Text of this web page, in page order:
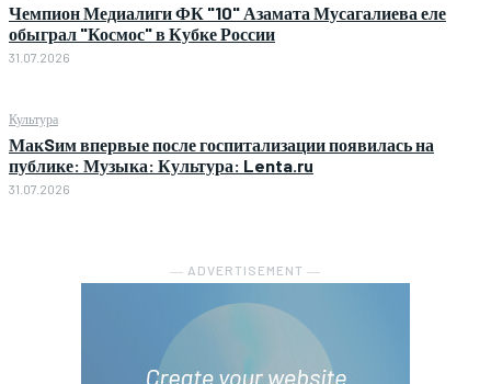
Чемпион Медиалиги ФК "10" Азамата Мусагалиева еле
обыграл "Космос" в Кубке России
31.07.2026
Культура
МакSим впервые после госпитализации появилась на
публике: Музыка: Культура: Lenta.ru
31.07.2026
― ADVERTISEMENT ―